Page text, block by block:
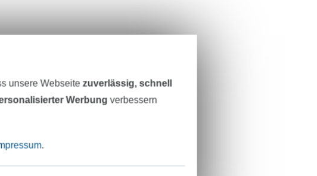
unsere Webseitezuverlässig, schnell
Werbung verbessern
.